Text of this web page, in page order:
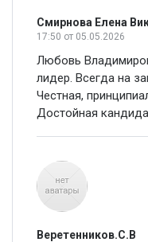
Смирнова Елена
17:50 от 05.05.2026
Любовь
лидер. Всегда на
Честная,
Достойная
Веретенников.С.В